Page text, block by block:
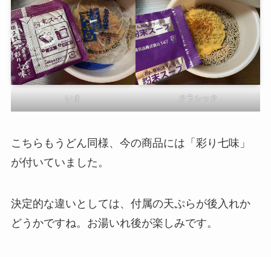
いま クラシック
こちらもうどん同様、今の商品には「彩り七味」
が付いていました。
決定的な違いとしては、付属の天ぷらが後入れか
どうかですね。お湯いれ後が楽しみです。